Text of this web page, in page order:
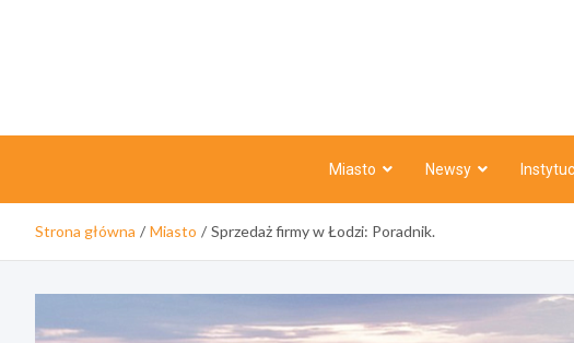
Miasto Newsy
Strona główna Miasto Sprzedaż firmy w Łodzi: Poradnik.